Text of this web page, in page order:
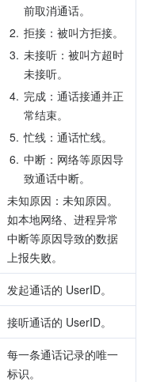
前取消通话。
2. 拒接：被叫方拒接。
3. 未接听：被叫方超时
未接听。
4. 完成：通话接通并正
常结束。
5. 忙线：通话忙线。
6. 中断：网络等原因导
致通话中断。
未知原因：未知原因。
如本地网络、进程异常
中断等原因导致的数据
上报失败。
发起通话的 UserID。
接听通话的 UserID。
每一条通话记录的唯一
标识。